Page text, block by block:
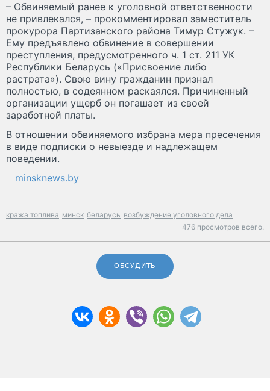
– Обвиняемый ранее к уголовной ответственности
не привлекался, – прокомментировал заместитель
прокурора Партизанского района Тимур Стужук. –
Ему предъявлено обвинение в совершении
преступления, предусмотренного ч. 1 ст. 211 УК
Республики Беларусь («Присвоение либо
растрата»). Свою вину гражданин признал
полностью, в содеянном раскаялся. Причиненный
организации ущерб он погашает из своей
заработной платы.
В отношении обвиняемого избрана мера пресечения
в виде подписки о невыезде и надлежащем
поведении.
minsknews.by
кража топлива минск беларусь возбуждение уголовного дела
476 просмотров всего.
ОБСУДИТЬ